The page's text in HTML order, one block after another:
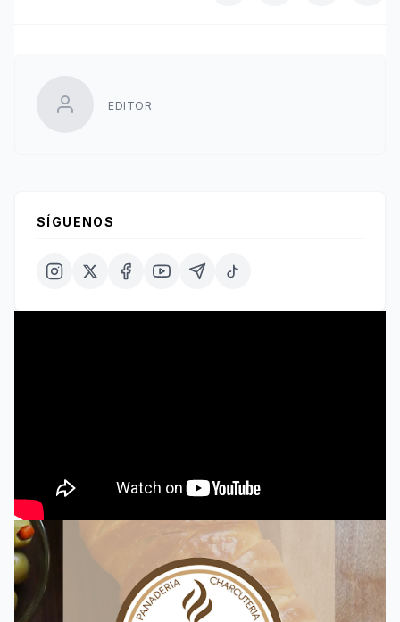
EDITOR
SÍGUENOS